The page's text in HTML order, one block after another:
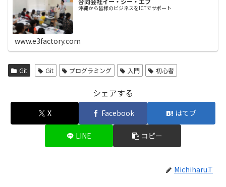
沖縄から皆様のビジネスをICTでサポート
www.e3factory.com
Git Git プログラミング 入門 初心者
シェアする
X Facebook はてブ
LINE コピー
Michiharu.T